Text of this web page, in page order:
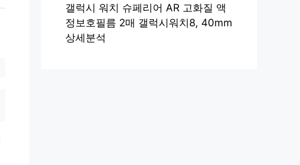
갤럭시 워치 슈페리어 AR 고화질 액
정보호필름 2매 갤럭시워치8, 40mm
상세분석